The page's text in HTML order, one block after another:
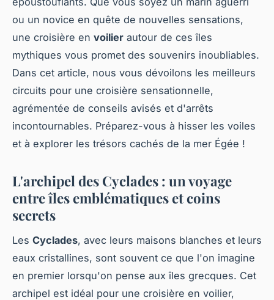
ou un novice en quête de nouvelles sensations,
une croisière en voilier autour de ces îles
mythiques vous promet des souvenirs inoubliables.
Dans cet article, nous vous dévoilons les meilleurs
circuits pour une croisière sensationnelle,
agrémentée de conseils avisés et d'arrêts
incontournables. Préparez-vous à hisser les voiles
et à explorer les trésors cachés de la mer Égée !
L'archipel des Cyclades : un voyage
entre îles emblématiques et coins
secrets
Les Cyclades, avec leurs maisons blanches et leurs
eaux cristallines, sont souvent ce que l'on imagine
en premier lorsqu'on pense aux îles grecques. Cet
archipel est idéal pour une croisière en voilier,